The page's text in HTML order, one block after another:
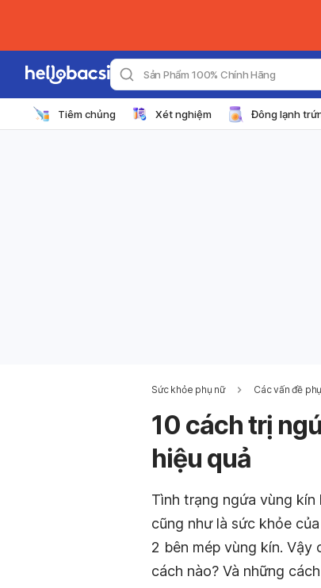
Sản Phẩm 100% Chính Hãng
Tiêm chủng Xét nghiệm Đông lạnh
Sức khỏe phụ nữ Các vấn đề
10 cách trị
hiệu quả
Tình trạng ngứa vùng kín
cũng như là sức khỏe
2 bên mép vùng kín. Vậy
cách nào? Và những